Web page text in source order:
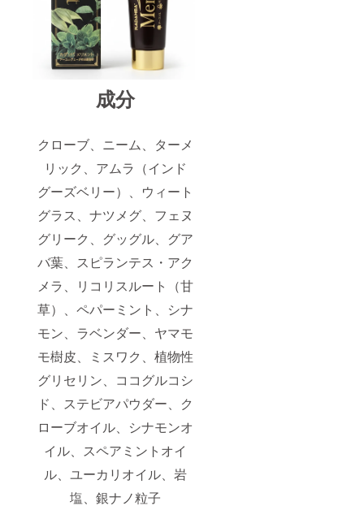
成分
クローブ、ニーム、ターメ
リック、アムラ（インド
グーズベリー）、ウィート
グラス、ナツメグ、フェヌ
グリーク、グッグル、グア
バ葉、スピランテス・アク
メラ、リコリスルート（甘
草）、ペパーミント、シナ
モン、ラベンダー、ヤマモ
モ樹皮、ミスワク、植物性
グリセリン、ココグルコシ
ド、ステビアパウダー、ク
ローブオイル、シナモンオ
イル、スペアミントオイ
ル、ユーカリオイル、岩
塩、銀ナノ粒子